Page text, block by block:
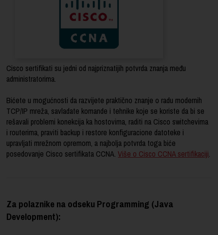
Cisco sertifikati su jedni od najpriznatijih potvrda znanja među
administratorima.
Bićete u mogućnosti da razvijete praktično znanje o radu modernih
TCP/IP mreža, savladate komande i tehnike koje se koriste da bi se
rešavali problemi konekcija ka hostovima, raditi na Cisco switchevima
i routerima, praviti backup i restore konfiguracione datoteke i
upravljati mrežnom opremom, a najbolja potvrda toga biće
posedovanje Cisco sertifikata CCNA.Više o Cisco CCNA sertifikaciji.
Za polaznike na odseku Programming (Java
Development):